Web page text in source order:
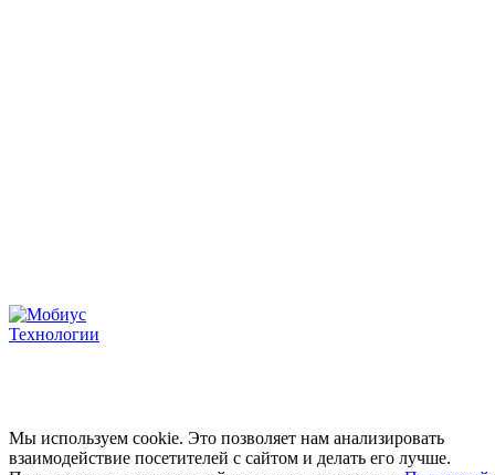
Мы используем cookie. Это позволяет нам анализировать
взаимодействие посетителей с сайтом и делать его лучше.